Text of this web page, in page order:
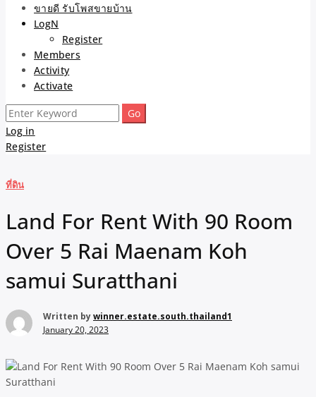
ขายดี รับโพสขายบ้าน
LogN
Register
Members
Activity
Activate
Search
for:
Log in
Register
ที่ดิน
Land For Rent With 90 Room
Over 5 Rai Maenam Koh
samui Suratthani
Written bywinner.estate.south.thailand1
January 20, 2023